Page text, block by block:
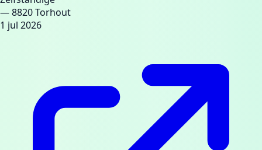
— 8820 Torhout
1 jul 2026